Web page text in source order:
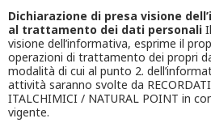
Dichiarazione di presa visione
al trattamento dei dati personali
visione dell’informativa, esprime il
operazioni di trattamento dei propri
modalità di cui al punto 2.
attività saranno svolte da
ITALCHIMICI / NATURAL POINT in
vigente.